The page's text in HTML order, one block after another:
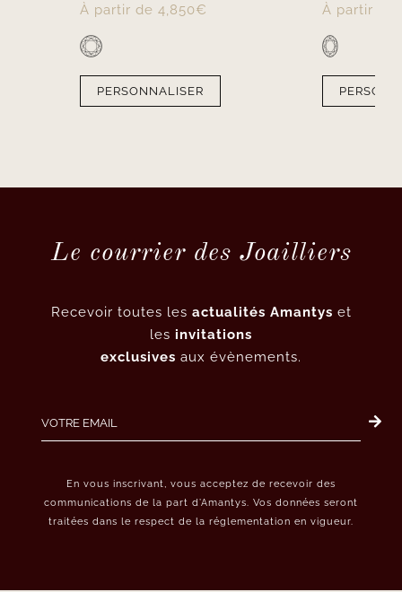
À partir de 4,850€
PERSONNALISER
À partir de
Le courrier des Joailliers
Recevoir toutes les actualités Amantys et
les invitations
exclusives aux évènements.
En vous inscrivant, vous acceptez de recevoir des
communications de la part d’Amantys. Vos données seront
traitées dans le respect de la réglementation en vigueur.